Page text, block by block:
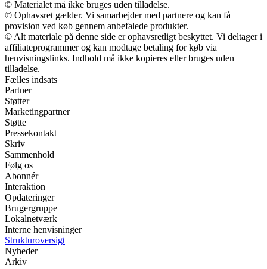
© Materialet må ikke bruges uden tilladelse.
© Ophavsret gælder. Vi samarbejder med partnere og kan få
provision ved køb gennem anbefalede produkter.
© Alt materiale på denne side er ophavsretligt beskyttet. Vi deltager i
affiliateprogrammer og kan modtage betaling for køb via
henvisningslinks. Indhold må ikke kopieres eller bruges uden
tilladelse.
Fælles indsats
Partner
Støtter
Marketingpartner
Støtte
Pressekontakt
Skriv
Sammenhold
Følg os
Abonnér
Interaktion
Opdateringer
Brugergruppe
Lokalnetværk
Interne henvisninger
Strukturoversigt
Nyheder
Arkiv